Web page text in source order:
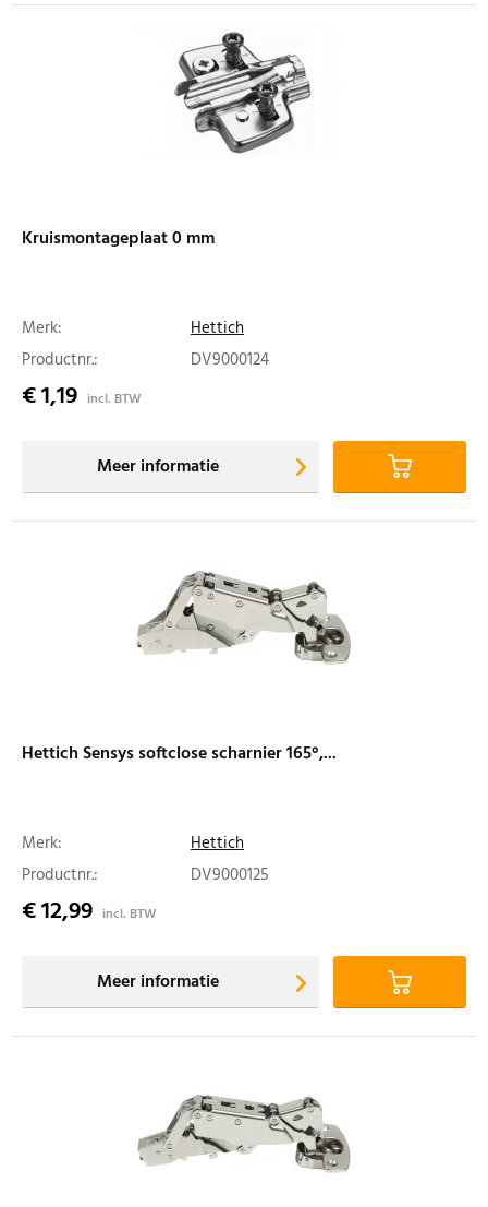
Kruismontageplaat 0 mm
Merk:
Hettich
Productnr.:
DV9000124
€ 1,19 incl. BTW
Meer informatie
Hettich Sensys softclose scharnier 165°,...
Merk:
Hettich
Productnr.:
DV9000125
€ 12,99 incl. BTW
Meer informatie